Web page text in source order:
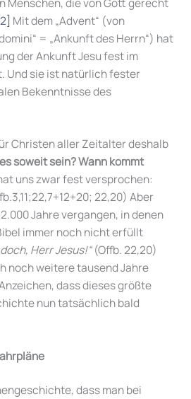
Mit dem „Advent“ (von
= „Ankunft des Herrn“) hat
der Ankunft Jesu fest im
Und sie ist natürlich fester
Bekenntnisse des
Christen aller Zeitalter deshalb
soweit sein? Wann kommt
uns zwar fest versprochen:
22,20) Aber
Jahre vergangen, in denen
immer noch nicht erfüllt
Herr Jesus!“(Offb. 22,20)
noch weitere tausend Jahre
dass dieses größte
nun tatsächlich bald
dass man bei